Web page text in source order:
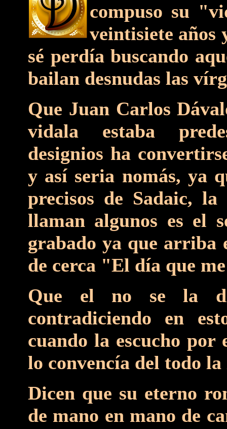
compuso su
veintisiete años
sé perdía buscando
bailan desnudas las
Que Juan Carlos
vidala estaba
designios ha
y así seria nomás, ya
precisos de Sadaic,
llaman algunos es el
grabado ya que arriba
de cerca "El día que
Que el no se la
contradiciendo en
cuando la escucho por
lo convencía del todo
Dicen que su eterno
de mano en mano de